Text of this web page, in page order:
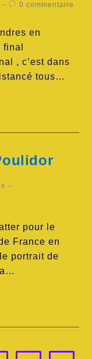
0 commentaire
en
, c’est dans
tous…
pour le
France en
portrait de